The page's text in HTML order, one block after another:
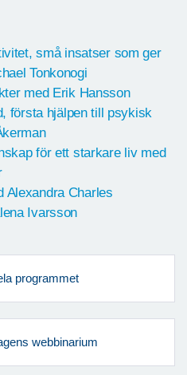
små insatser som ger
Tonkonogi
med Erik Hansson
första hjälpen till psykisk
för ett starkare liv med
Alexandra Charles
Ivarsson
programmet
webbinarium